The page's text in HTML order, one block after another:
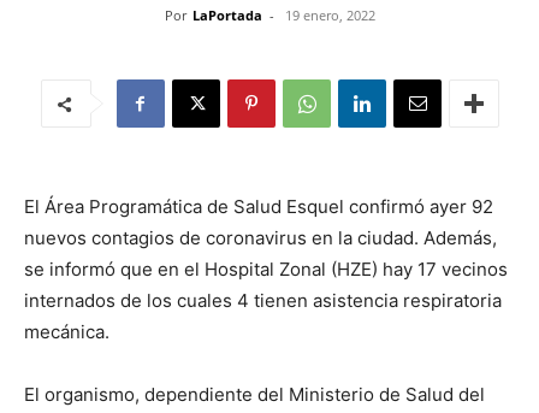
Por LaPortada - 19 enero, 2022
El Área Programática de Salud Esquel confirmó ayer 92
nuevos contagios de coronavirus en la ciudad. Además,
se informó que en el Hospital Zonal (HZE) hay 17 vecinos
internados de los cuales 4 tienen asistencia respiratoria
mecánica.
El organismo, dependiente del Ministerio de Salud del